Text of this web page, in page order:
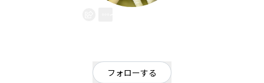
フォローする